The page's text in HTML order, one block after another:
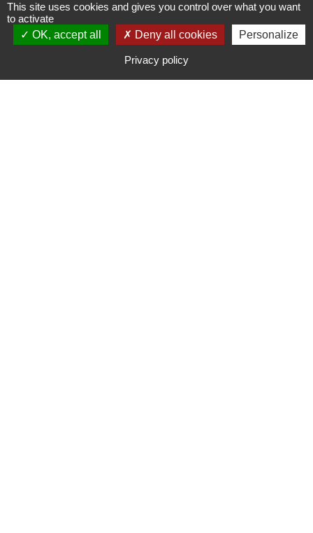
ENVOYER
This site uses cookies and gives you control over what you want
to activate
OK, accept all
Deny all cookies Personalize
Privacy policy